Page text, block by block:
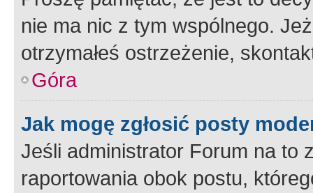
nie ma nic z tym wspólnego.
otrzymałeś ostrzeżenie,
Góra
Jak mogę zgłosić posty
Jeśli administrator Forum na to
raportowania obok postu,